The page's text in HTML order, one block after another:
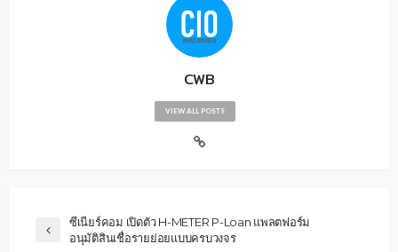
CWB
VIEW ALL POSTS
ซีเนียร์คอม เปิดตัว H-METER P-Loan แพลตฟอร์ม
อนุมัติสินเชื่อรายย่อยแบบครบวงจร